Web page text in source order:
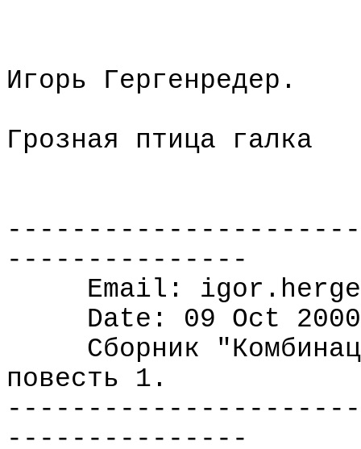
Игорь Гергенредер.
Грозная птица галка
---------------
Email:
Date: 09 Oct 2000
Сборник
повесть 1.
---------------